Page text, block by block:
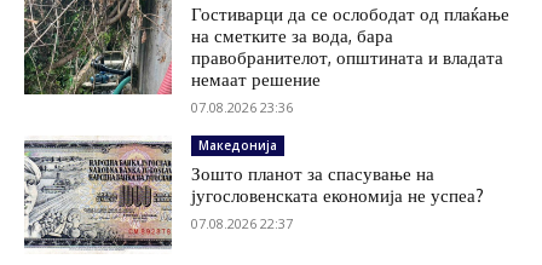
Гостиварци да се ослободат од плаќање
на сметките за вода, бара
правобранителот, општината и владата
немаат решение
07.08.2026 23:36
Македонија
Зошто планот за спасување на
југословенската економија не успеа?
07.08.2026 22:37